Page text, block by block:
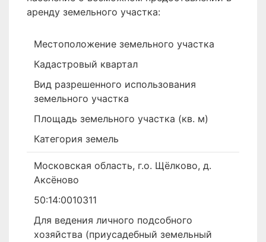
аренду земельного участка:
Местоположение земельного участка
Кадастровый квартал
Вид разрешенного использования
земельного участка
Площадь земельного участка (кв. м)
Категория земель
Московская область, г.о. Щёлково, д.
Аксёново
50:14:0010311
Для ведения личного подсобного
хозяйства (приусадебный земельный